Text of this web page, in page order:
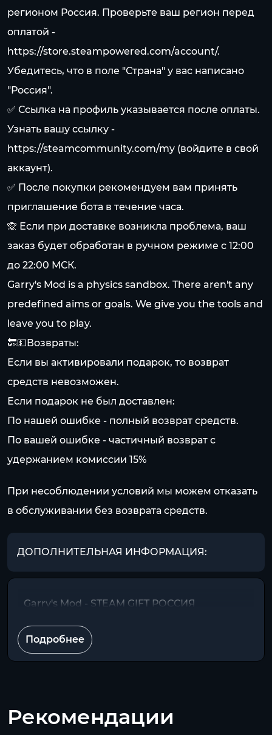
регионом Россия. Проверьте ваш регион перед
оплатой -
https://store.steampowered.com/account/.
Убедитесь, что в поле "Страна" у вас написано
"Россия".
✅ Ссылка на профиль указывается после оплаты.
Узнать вашу ссылку -
https://steamcommunity.com/my (войдите в свой
аккаунт).
✅ После покупки рекомендуем вам принять
приглашение бота в течение часа.
🙊 Если при доставке возникла проблема, ваш
заказ будет обработан в ручном режиме с 12:00
до 22:00 МСК.
Garry's Mod is a physics sandbox. There aren't any
predefined aims or goals. We give you the tools and
leave you to play.
🔙💵Возвраты:
Если вы активировали подарок, то возврат
средств невозможен.
Если подарок не был доставлен:
По нашей ошибке - полный возврат средств.
По вашей ошибке - частичный возврат с
удержанием комиссии 15%
При несоблюдении условий мы можем отказать
в обслуживании без возврата средств.
ДОПОЛНИТЕЛЬНАЯ ИНФОРМАЦИЯ:
Garry's Mod - STEAM GIFT РОССИЯ
Подробнее
Рекомендации